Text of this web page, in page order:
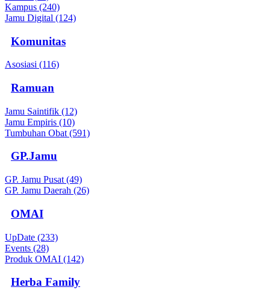
Kampus (240)
Jamu Digital (124)
Komunitas
Asosiasi (116)
Ramuan
Jamu Saintifik (12)
Jamu Empiris (10)
Tumbuhan Obat (591)
GP.Jamu
GP. Jamu Pusat (49)
GP. Jamu Daerah (26)
OMAI
UpDate (233)
Events (28)
Produk OMAI (142)
Herba Family